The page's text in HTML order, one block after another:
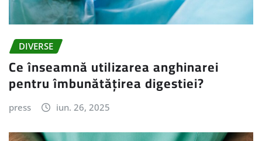
DIVERSE
Ce înseamnă utilizarea anghinarei
pentru îmbunătățirea digestiei?
press iun. 26, 2025